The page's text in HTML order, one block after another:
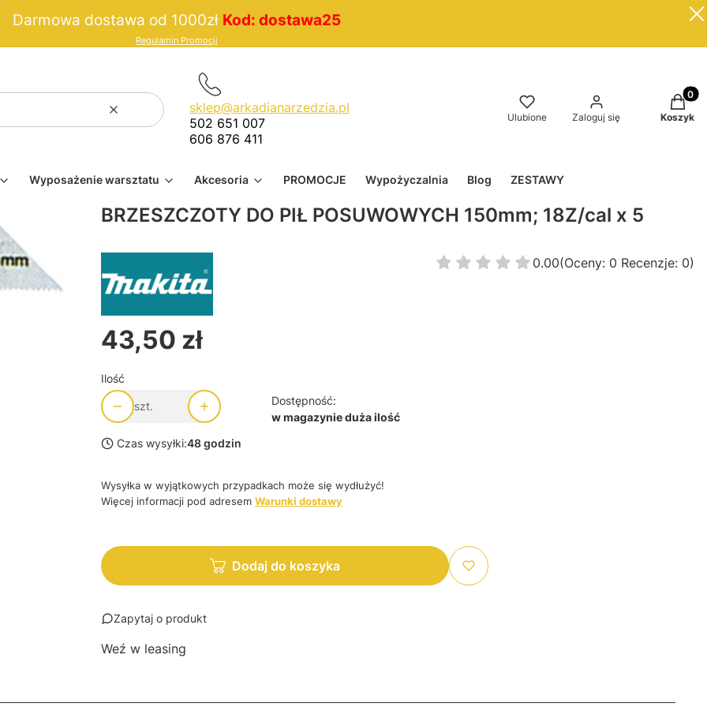
Darmowa dostawa od 1000zł Kod: dostawa25
Regulamin Promocji
WyczyśćSzukaj
sklep@arkadianarzedzia.pl
502 651 007
606 876 411
Ulubione Zaloguj się Koszyk
Wyposażenie warsztatu Akcesoria PROMOCJE Wypożyczalnia Blog ZESTAWY
BRZESZCZOTY DO PIŁ POSUWOWYCH 150mm; 18Z/cal x 5
0.00(Oceny: 0 Recenzje: 0)
Cena
43,50 zł
Ilość
szt.
Dostępność:
w magazynie duża ilość
Czas wysyłki:48 godzin
Wysyłka w wyjątkowych przypadkach może się wydłużyć!
Więcej informacji pod adresem Warunki dostawy
Dodaj do koszyka
Zapytaj o produkt
Weź w leasing